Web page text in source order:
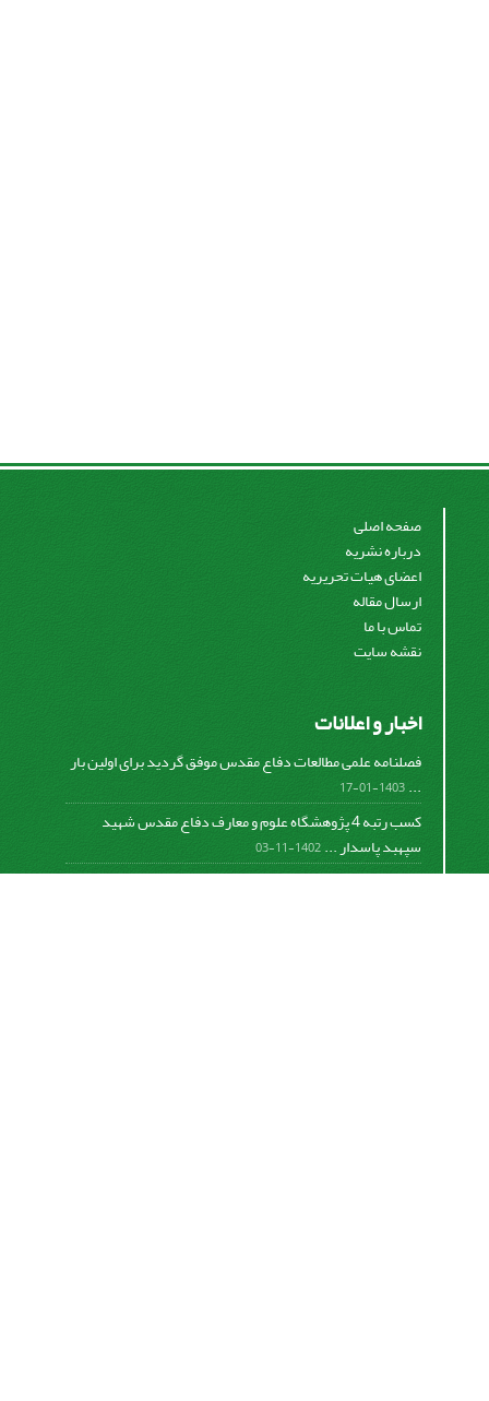
صفحه اصلی
درباره نشریه
اعضای هیات تحریریه
ارسال مقاله
تماس با ما
نقشه سایت
اخبار و اعلانات
فصلنامه علمی مطالعات دفاع مقدس موفق گردید برای اولین بار
...
1403-01-17
کسب رتبه 4 پژوهشگاه علوم و معارف دفاع مقدس شهید
سپهبد پاسدار ...1402-11-03
کسب افتخار فصلنامه علمی مطالعات دفاع مقدس در دومین